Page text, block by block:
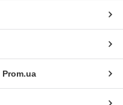
Prom.ua